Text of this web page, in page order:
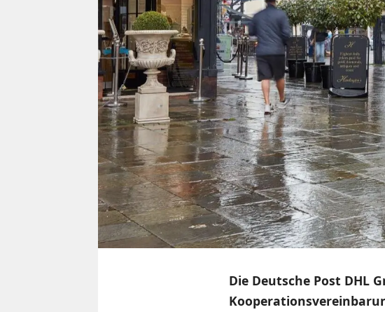
Die Deutsche Post DHL